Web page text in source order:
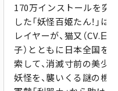
170万インストールを突
した「妖怪百姫たん！」は、
レイヤーが、猫又（CV.日
子）とともに日本全国を
索して、消滅寸前の美少
妖怪を、襲いくる謎の機